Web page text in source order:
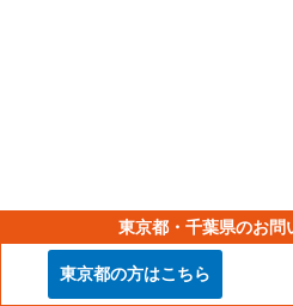
東京都・千葉県のお問
東京都の方はこちら